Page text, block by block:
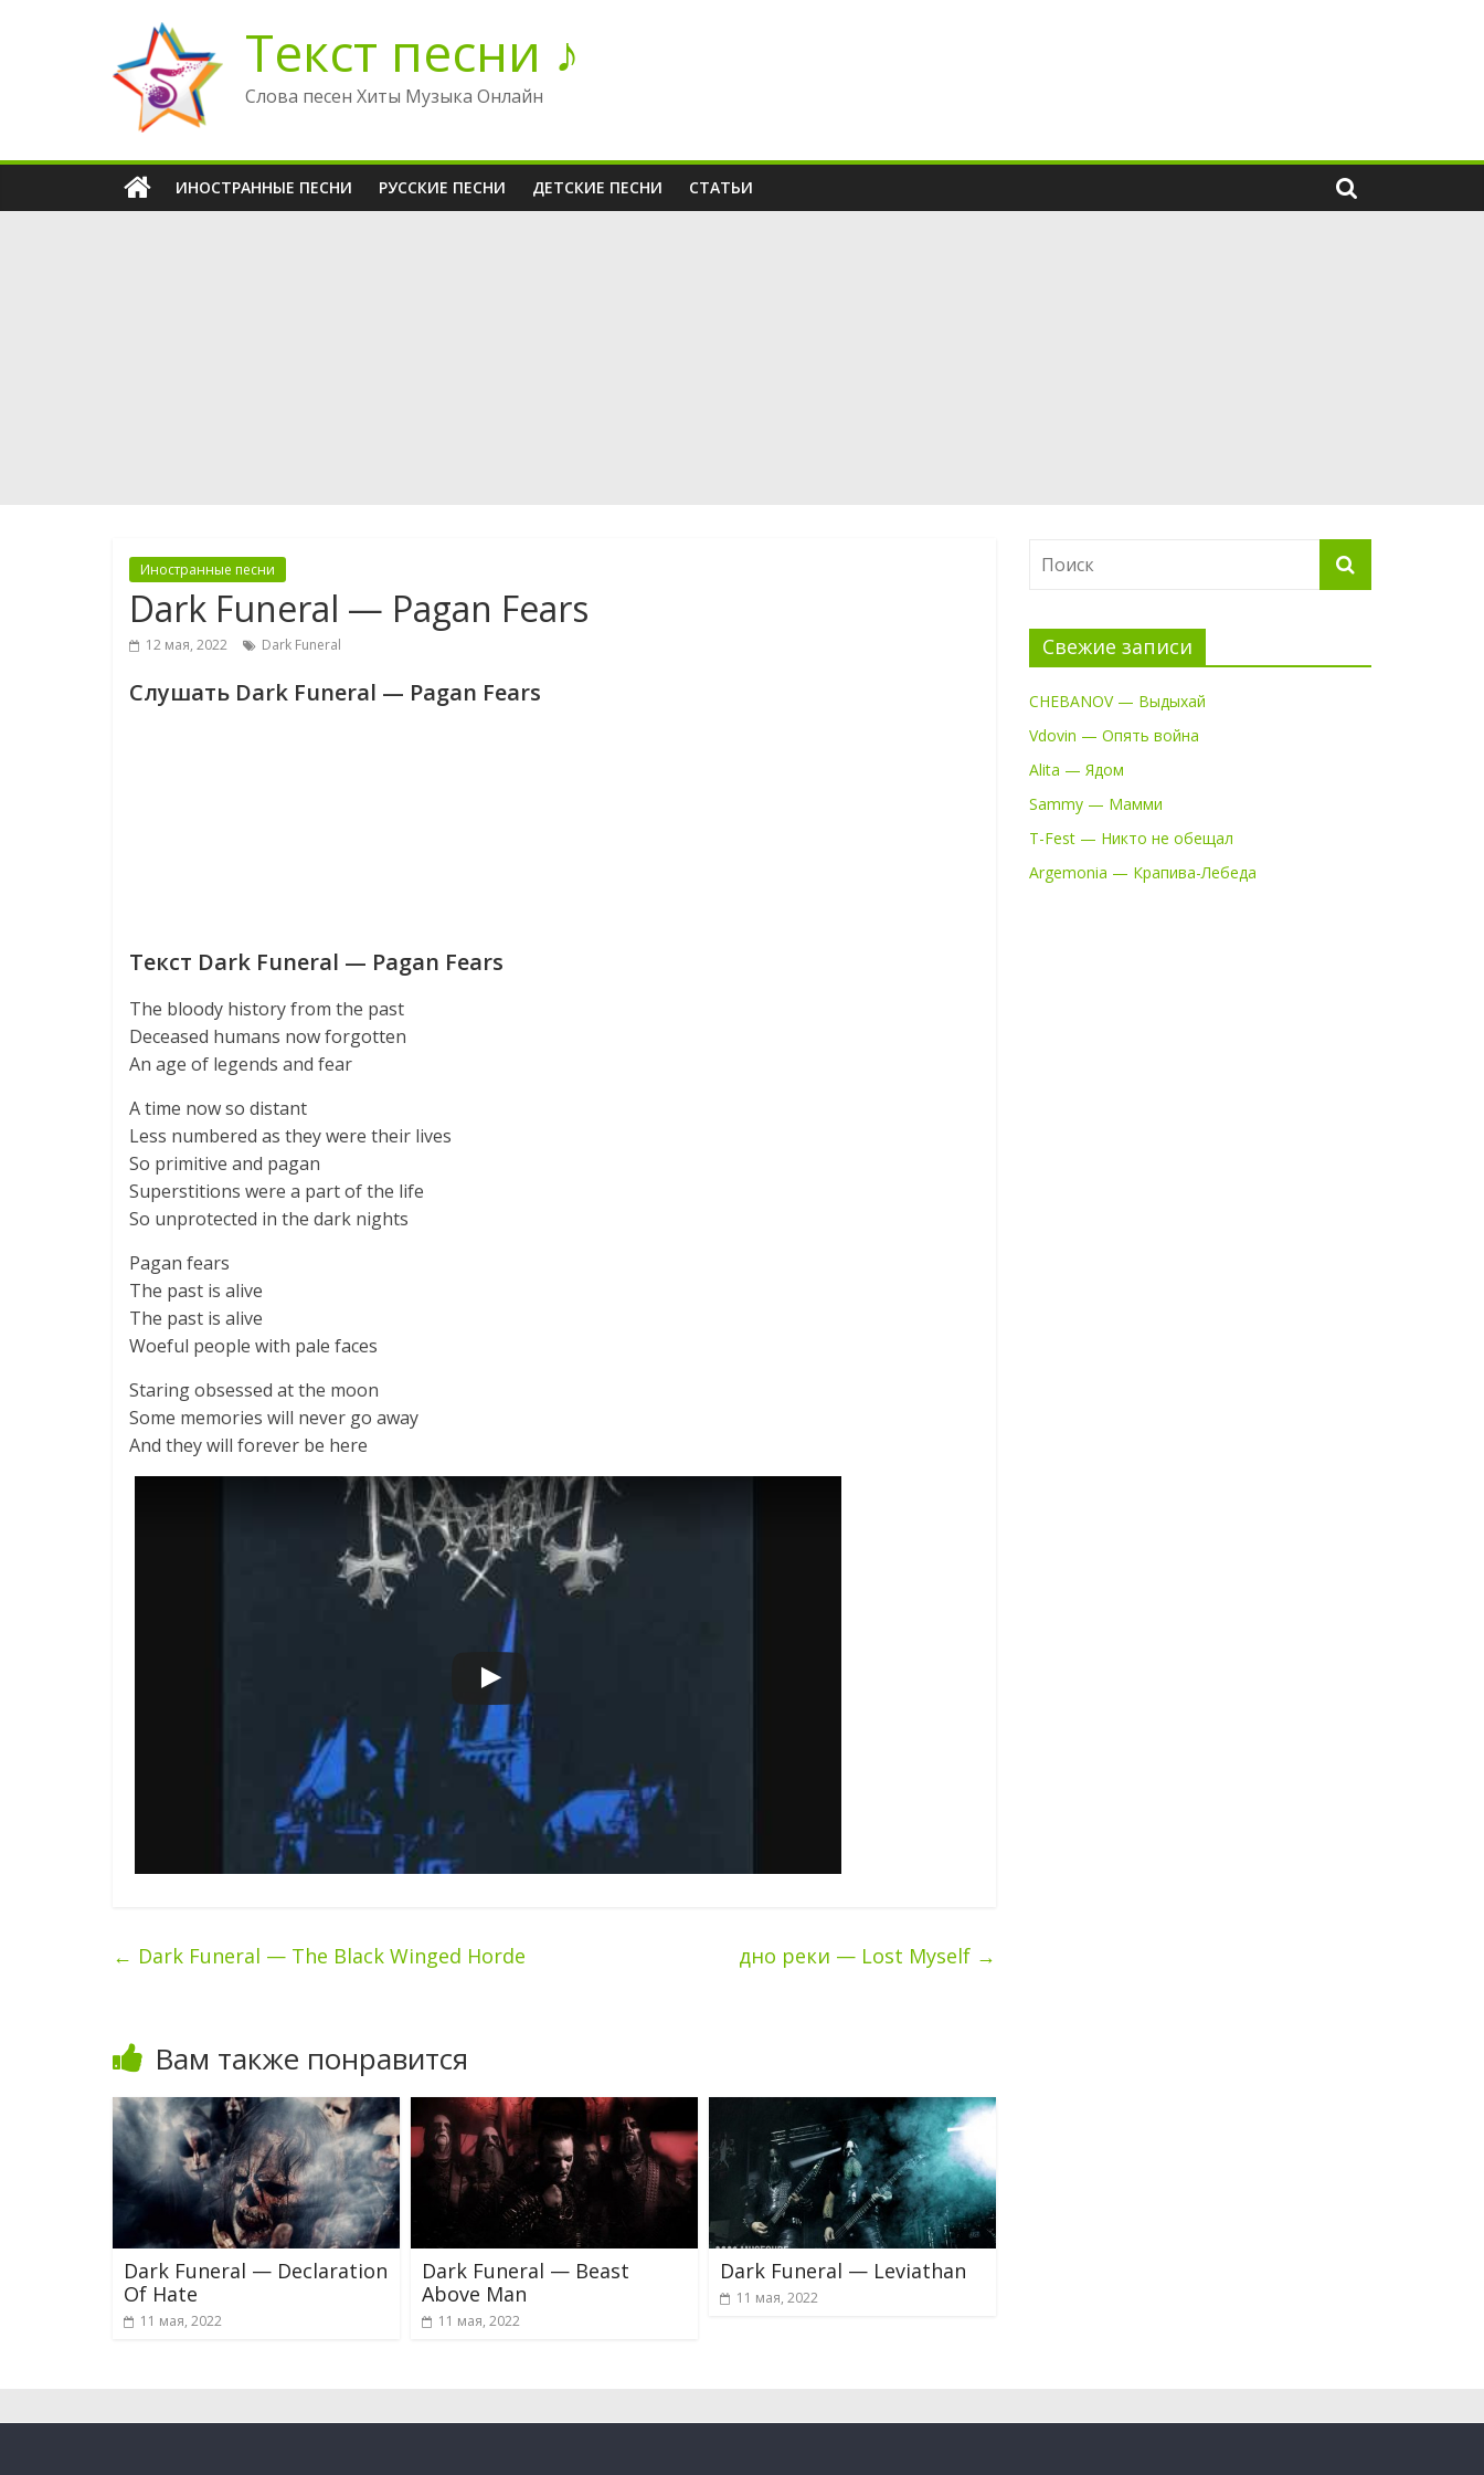
содержимому
Текст песни ♪
Слова песен Хиты Музыка Онлайн
ИНОСТРАННЫЕ ПЕСНИ РУССКИЕ ПЕСНИ ДЕТСКИЕ ПЕСНИ СТАТЬИ
Иностранные песни
Dark Funeral — Pagan Fears
12 мая, 2022 Dark Funeral
Слушать Dark Funeral — Pagan Fears
Текст Dark Funeral — Pagan Fears
The bloody history from the past
Deceased humans now forgotten
An age of legends and fear
A time now so distant
Less numbered as they were their lives
So primitive and pagan
Superstitions were a part of the life
So unprotected in the dark nights
Pagan fears
The past is alive
The past is alive
Woeful people with pale faces
Staring obsessed at the moon
Some memories will never go away
And they will forever be here
← Dark Funeral — The Black Winged Horde дно реки — Lost Myself →
Вам также понравится
Dark Funeral — Declaration
Of Hate
11 мая, 2022
Dark Funeral — Beast
Above Man
11 мая, 2022
Dark Funeral — Leviathan
11 мая, 2022
Свежие записи
CHEBANOV — Выдыхай
Vdovin — Опять война
Alita — Ядом
Sammy — Мамми
T-Fest — Никто не обещал
Argemonia — Крапива-Лебеда